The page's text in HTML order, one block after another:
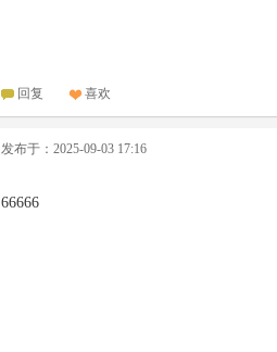
回复 喜欢
发布于：2025-09-03 17:16
66666